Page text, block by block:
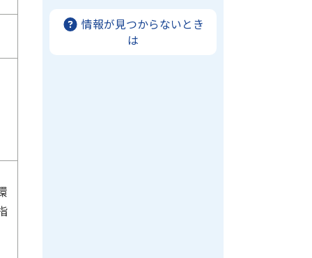
情報が見つからないとき
は